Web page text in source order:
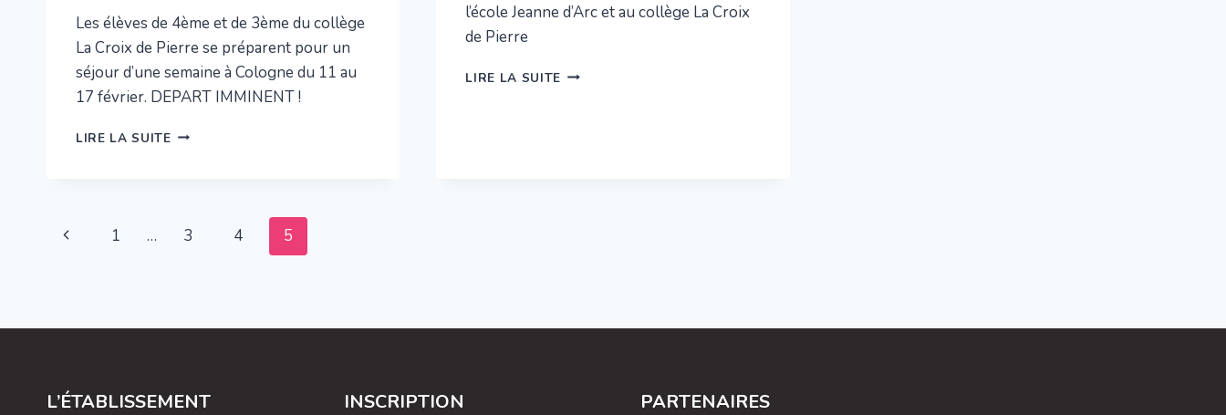
Les élèves de 4ème et de 3ème du collège
La Croix de Pierre se préparent pour un
séjour d’une semaine à Cologne du 11 au
17 février. DEPART IMMINENT !
LIRE LA SUITELE
ALLEMAGNE
l’école Jeanne d’Arc et au collège La Croix
de Pierre
LIRE LA SUITE NOËL
Navigation
Page
1 … 3 4 5
L’ÉTABLISSEMENT INSCRIPTION PARTENAIRES